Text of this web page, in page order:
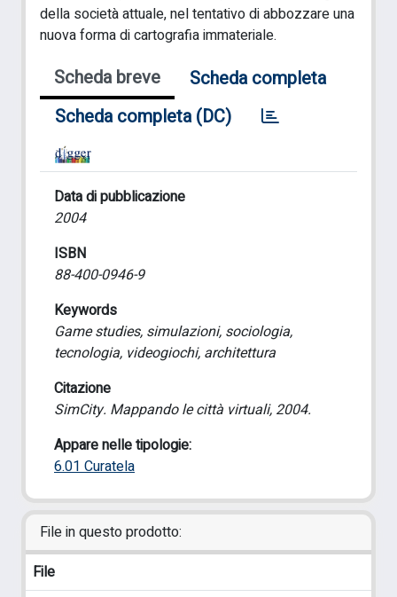
della società attuale, nel tentativo di abbozzare una
nuova forma di cartografia immateriale.
Scheda breve
Scheda completa
Scheda completa (DC)
Data di pubblicazione
2004
ISBN
88-400-0946-9
Keywords
Game studies, simulazioni, sociologia,
tecnologia, videogiochi, architettura
Citazione
SimCity. Mappando le città virtuali, 2004.
Appare nelle tipologie:
6.01 Curatela
File in questo prodotto:
File